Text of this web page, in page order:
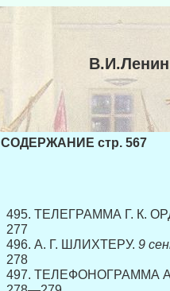
СОДЕРЖАНИЕ стр. 567
495. ТЕЛЕГРАММА Г. К.
277
496. А. Г. ШЛИХТЕРУ. 9
278
497. ТЕЛЕФОНОГРАММА